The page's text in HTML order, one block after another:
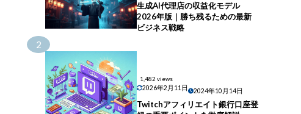
生成AI代理店の収益化モデル
2026年版｜勝ち残るための最新
ビジネス戦略
2
1,482 views
2026年2月11日 2024年10月14日
Twitchアフィリエイト銀行口座登